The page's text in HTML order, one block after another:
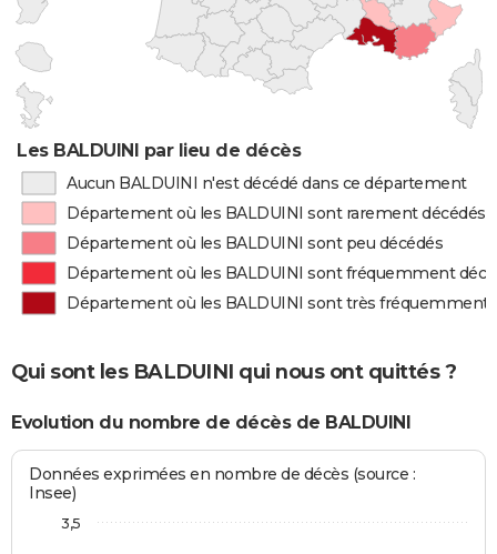
Les BALDUINI par lieu de décès
Aucun BALDUINI n'est décédé dans ce département
Département où les BALDUINI sont rarement décédés
Département où les BALDUINI sont peu décédés
Département où les BALDUINI sont fréquemment
Département où les BALDUINI sont très fréquemment
Qui sont les BALDUINI qui nous ont quittés ?
Evolution du nombre de décès de BALDUINI
Données exprimées en nombre de décès (source :
Insee)
3,5